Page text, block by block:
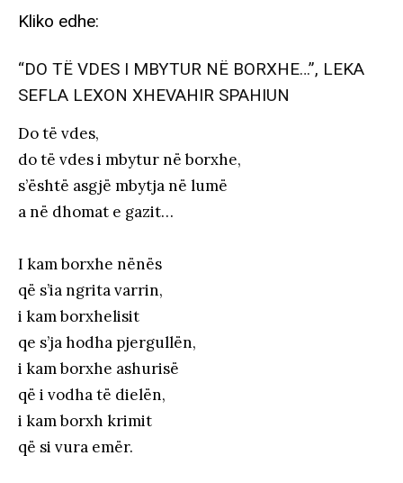
Kliko edhe:
“DO TË VDES I MBYTUR NË BORXHE…”, LEKA
SEFLA LEXON XHEVAHIR SPAHIUN
Do të vdes,
do të vdes i mbytur në borxhe,
s’është asgjë mbytja në lumë
a në dhomat e gazit…
I kam borxhe nënës
që s’ia ngrita varrin,
i kam borxhelisit
qe s’ja hodha pjergullën,
i kam borxhe ashurisë
që i vodha të dielën,
i kam borxh krimit
që si vura emër.